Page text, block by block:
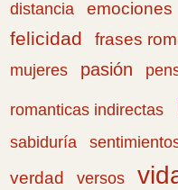
distancia emociones
felicidad frases
mujeres
pasión
romanticas indirectas
sabiduría
verdad
versos